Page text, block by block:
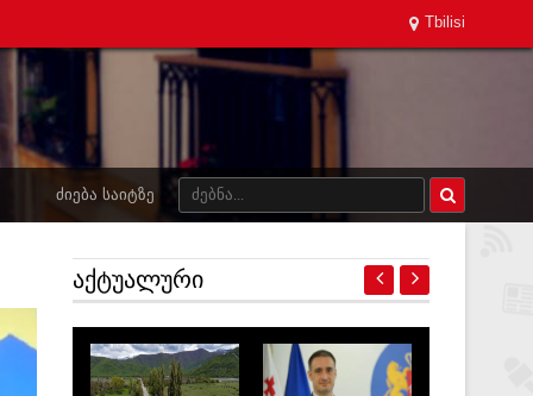
Tbilisi
ᲫᲘᲔᲑᲐ ᲡᲐᲘᲢᲖᲔ
ᲐᲥᲢᲣᲐᲚᲣᲠᲘ